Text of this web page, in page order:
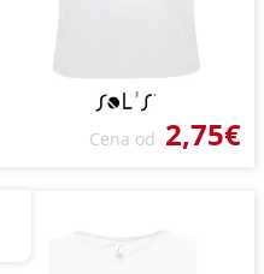
Cena od 2,75€